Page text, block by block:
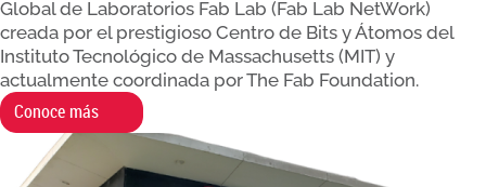
FABRICACIÓN DIGITAL CON
NUESTROS CURSOS
ESPECIALIZADOS
Únete a nuestros cursos de extensión
universitaria y empieza tu camino en la
fabricación digital....
Global de Laboratorios Fab Lab (Fab Lab NetWork)
creada por el prestigioso Centro de Bits y Átomos del
Instituto Tecnológico de Massachusetts (MIT) y
actualmente coordinada por The Fab Foundation.
Conoce más